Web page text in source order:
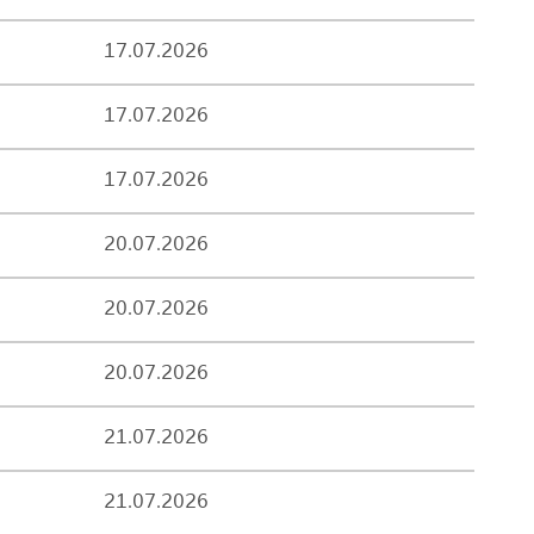
17.07.2026
17.07.2026
17.07.2026
20.07.2026
20.07.2026
20.07.2026
21.07.2026
21.07.2026